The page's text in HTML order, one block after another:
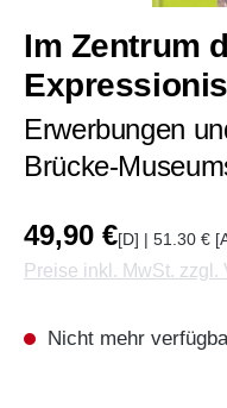
Im Zentrum
Erwerbungen
Brücke-
49,90 €[D] | 51.30 €
Preise inkl. MwSt. zzgl.
Nicht mehr